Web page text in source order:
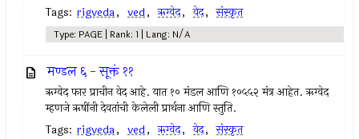
Tags: rigveda, ved, ऋग्वेद, वेद, संस्कृत
Type: PAGE | Rank: 1 | Lang: N/A
मण्डल ६ - सूक्तं ११
ऋग्वेद फार प्राचीन वेद आहे. यात १० मंडल आणि १०५५२ मंत्र आहेत. ऋग्वेद
म्हणजे ऋषींनी देवतांची केलेली प्रार्थना आणि स्तुति.
Tags: rigveda, ved, ऋग्वेद, वेद, संस्कृत